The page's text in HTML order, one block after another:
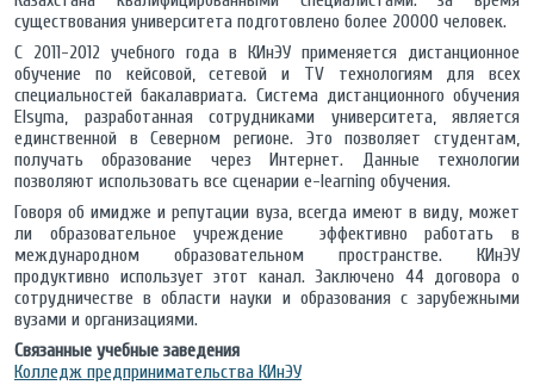
существования университета подготовлено более 20000 человек.
С 2011-2012 учебного года в КИнЭУ применяется дистанционное
обучение по кейсовой, сетевой и ТV технологиям для всех
специальностей бакалавриата. Система дистанционного обучения
Elsyma, разработанная сотрудниками университета, является
единственной в Северном регионе. Это позволяет студентам,
получать образование через Интернет. Данные технологии
позволяют использовать все сценарии e-learning обучения.
Говоря об имидже и репутации вуза, всегда имеют в виду, может
ли образовательное учреждение эффективно работать в
международном образовательном пространстве. КИнЭУ
продуктивно использует этот канал. Заключено 44 договора о
сотрудничестве в области науки и образования с зарубежными
вузами и организациями.
Связанные учебные заведения
Колледж предпринимательства КИнЭУ